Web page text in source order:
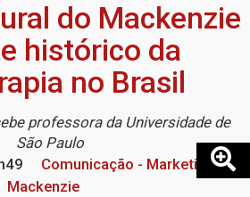
do Mackenzie
histórico da
no Brasil
professora da Universidade de
São Paulo
Comunicação - Marketing
Mackenzie